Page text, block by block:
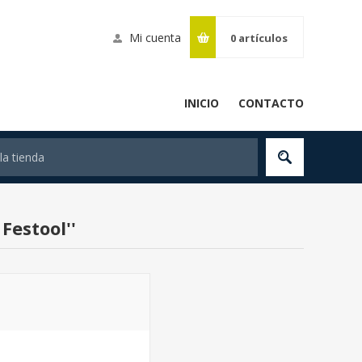
Mi cuenta 0 artículos
INICIO CONTACTO